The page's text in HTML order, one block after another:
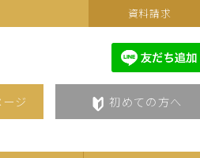
資料請求
初めての方へ
ジ